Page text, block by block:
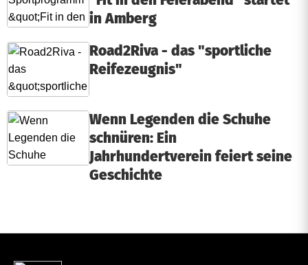
in Amberg
Road2Riva - das "sportliche
Reifezeugnis"
Wenn Legenden die Schuhe
schnüren: Ein
Jahrhundertverein feiert seine
Geschichte